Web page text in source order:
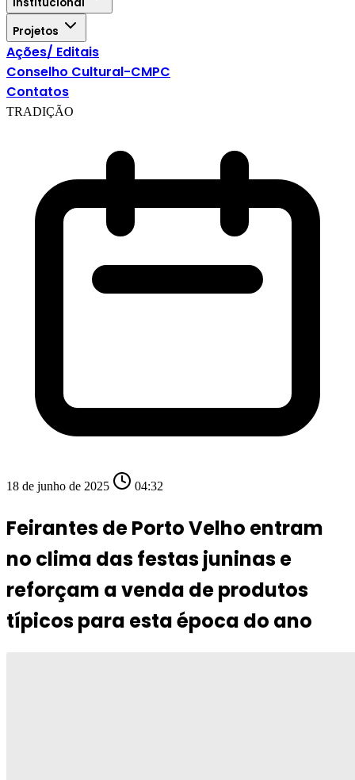
Projetos
Ações/ Editais
Conselho Cultural-CMPC
Contatos
TRADIÇÃO
18 de junho de 2025 04:32
Feirantes de Porto Velho entram
no clima das festas juninas e
reforçam a venda de produtos
típicos para esta época do ano